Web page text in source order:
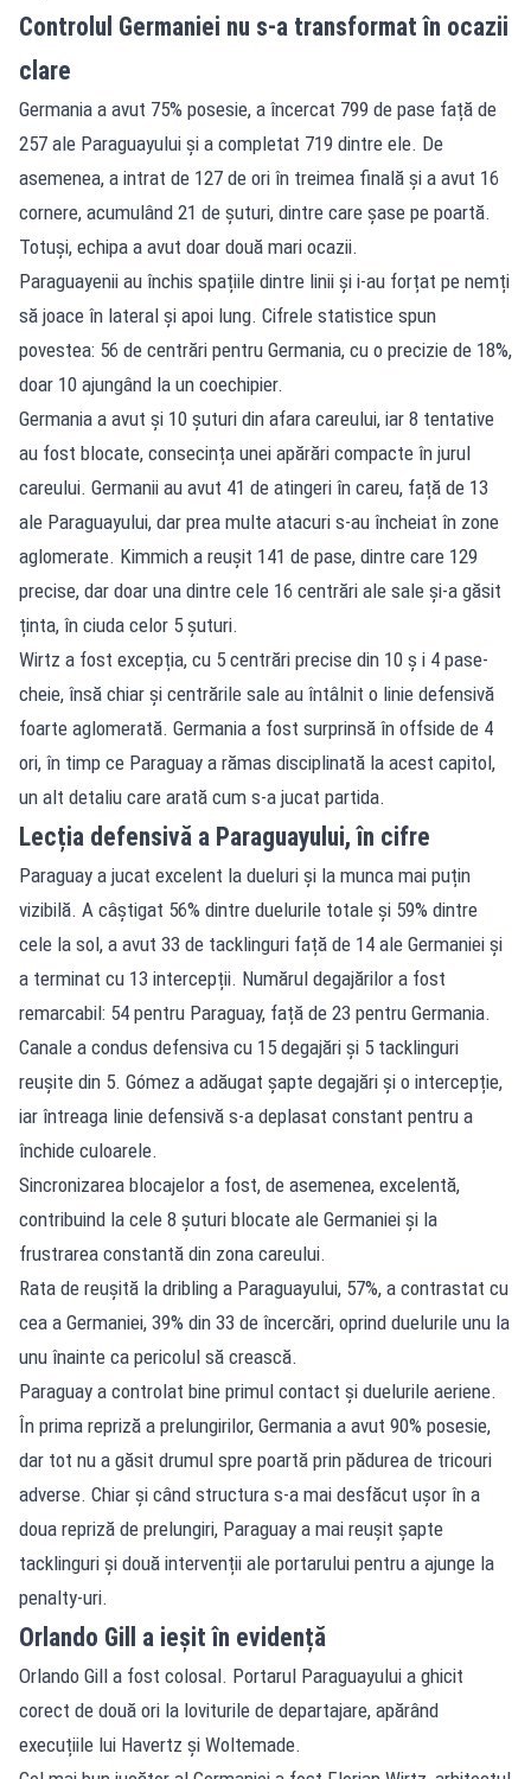
Controlul Germaniei nu s-a transformat în ocazii
clare
Germania a avut 75% posesie, a încercat 799 de pase față de
257 ale Paraguayului și a completat 719 dintre ele. De
asemenea, a intrat de 127 de ori în treimea finală și a avut 16
cornere, acumulând 21 de șuturi, dintre care șase pe poartă.
Totuși, echipa a avut doar două mari ocazii.
Paraguayenii au închis spațiile dintre linii și i-au forțat pe nemți
să joace în lateral și apoi lung. Cifrele statistice spun
povestea: 56 de centrări pentru Germania, cu o precizie de 18%,
doar 10 ajungând la un coechipier.
Germania a avut și 10 șuturi din afara careului, iar 8 tentative
au fost blocate, consecința unei apărări compacte în jurul
careului. Germanii au avut 41 de atingeri în careu, față de 13
ale Paraguayului, dar prea multe atacuri s-au încheiat în zone
aglomerate. Kimmich a reușit 141 de pase, dintre care 129
precise, dar doar una dintre cele 16 centrări ale sale și-a găsit
ținta, în ciuda celor 5 șuturi.
Wirtz a fost excepția, cu 5 centrări precise din 10 ș i 4 pase-
cheie, însă chiar și centrările sale au întâlnit o linie defensivă
foarte aglomerată. Germania a fost surprinsă în offside de 4
ori, în timp ce Paraguay a rămas disciplinată la acest capitol,
un alt detaliu care arată cum s-a jucat partida.
Lecția defensivă a Paraguayului, în cifre
Paraguay a jucat excelent la dueluri și la munca mai puțin
vizibilă. A câștigat 56% dintre duelurile totale și 59% dintre
cele la sol, a avut 33 de tacklinguri față de 14 ale Germaniei și
a terminat cu 13 intercepții. Numărul degajărilor a fost
remarcabil: 54 pentru Paraguay, față de 23 pentru Germania.
Canale a condus defensiva cu 15 degajări și 5 tacklinguri
reușite din 5. Gómez a adăugat șapte degajări și o intercepție,
iar întreaga linie defensivă s-a deplasat constant pentru a
închide culoarele.
Sincronizarea blocajelor a fost, de asemenea, excelentă,
contribuind la cele 8 șuturi blocate ale Germaniei și la
frustrarea constantă din zona careului.
Rata de reușită la dribling a Paraguayului, 57%, a contrastat cu
cea a Germaniei, 39% din 33 de încercări, oprind duelurile unu la
unu înainte ca pericolul să crească.
Paraguay a controlat bine primul contact și duelurile aeriene.
În prima repriză a prelungirilor, Germania a avut 90% posesie,
dar tot nu a găsit drumul spre poartă prin pădurea de tricouri
adverse. Chiar și când structura s-a mai desfăcut ușor în a
doua repriză de prelungiri, Paraguay a mai reușit șapte
tacklinguri și două intervenții ale portarului pentru a ajunge la
penalty-uri.
Orlando Gill a ieșit în evidență
Orlando Gill a fost colosal. Portarul Paraguayului a ghicit
corect de două ori la loviturile de departajare, apărând
execuțiile lui Havertz și Woltemade.